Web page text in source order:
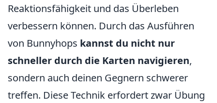
Reaktionsfähigkeit und das Überleben
verbessern können. Durch das Ausführen
von Bunnyhops kannst du nicht nur
schneller durch die Karten navigieren,
sondern auch deinen Gegnern schwerer
treffen. Diese Technik erfordert zwar Übung